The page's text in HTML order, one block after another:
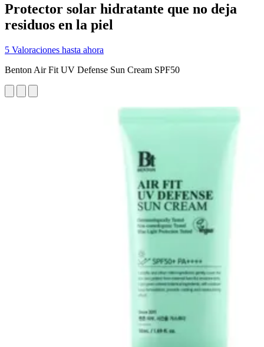
Protector solar hidratante que no deja
residuos en la piel
5 Valoraciones hasta ahora
Benton Air Fit UV Defense Sun Cream SPF50